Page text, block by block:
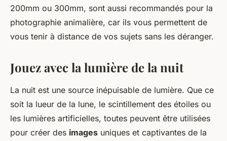
200mm ou 300mm, sont aussi recommandés pour la
photographie animalière, car ils vous permettent de
vous tenir à distance de vos sujets sans les déranger.
Jouez avec la lumière de la nuit
La nuit est une source inépuisable de lumière. Que ce
soit la lueur de la lune, le scintillement des étoiles ou
les lumières artificielles, toutes peuvent être utilisées
pour créer des images uniques et captivantes de la